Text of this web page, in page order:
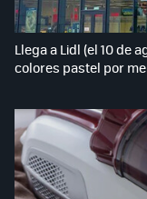
Llega a Lidl (el 10 de
colores pastel por